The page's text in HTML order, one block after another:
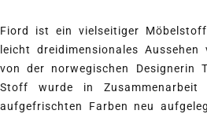
Fiord ist ein vielseitiger
leicht dreidimensionales
von der norwegischen Designerin
Stoff wurde in
aufgefrischten Farben neu